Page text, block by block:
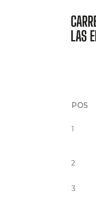
POS
1
2
3